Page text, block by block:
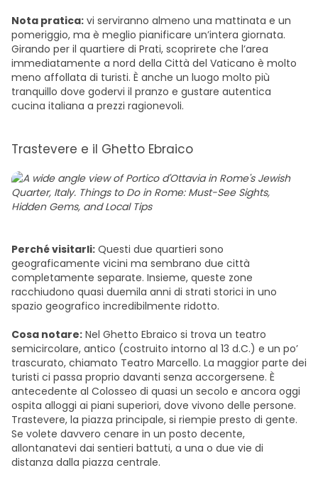
Nota pratica: vi serviranno almeno una mattinata e un
pomeriggio, ma è meglio pianificare un’intera giornata.
Girando per il quartiere di Prati, scoprirete che l’area
immediatamente a nord della Città del Vaticano è molto
meno affollata di turisti. È anche un luogo molto più
tranquillo dove godervi il pranzo e gustare autentica
cucina italiana a prezzi ragionevoli.
Trastevere e il Ghetto Ebraico
Perché visitarli: Questi due quartieri sono
geograficamente vicini ma sembrano due città
completamente separate. Insieme, queste zone
racchiudono quasi duemila anni di strati storici in uno
spazio geografico incredibilmente ridotto.
Cosa notare: Nel Ghetto Ebraico si trova un teatro
semicircolare, antico (costruito intorno al 13 d.C.) e un po’
trascurato, chiamato Teatro Marcello. La maggior parte dei
turisti ci passa proprio davanti senza accorgersene. È
antecedente al Colosseo di quasi un secolo e ancora oggi
ospita alloggi ai piani superiori, dove vivono delle persone.
Trastevere, la piazza principale, si riempie presto di gente.
Se volete davvero cenare in un posto decente,
allontanatevi dai sentieri battuti, a una o due vie di
distanza dalla piazza centrale.